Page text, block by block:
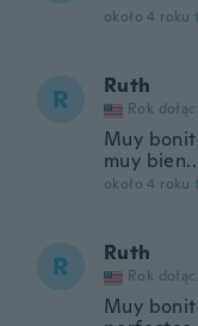
około 4 roku
R Ruth
Rok
Muy
muy bien..
około 4 roku
R Ruth
Rok
Muy